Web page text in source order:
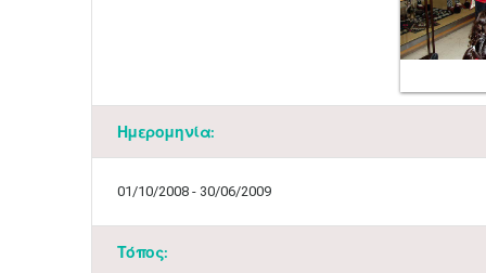
Ημερομηνία:
01/10/2008 - 30/06/2009
Τόπος: